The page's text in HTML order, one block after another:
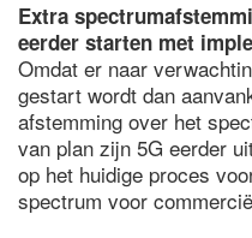
Extra
eerder starten met
Omdat er naar
gestart wordt dan
afstemming over het
van plan zijn 5G eerder
op het huidige proces
spectrum voor